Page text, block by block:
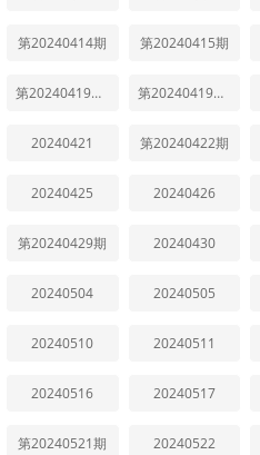
第20240414期 第20240415期
第20240419期中 第20240419期上
20240421 第20240422期
20240425 20240426
第20240429期 20240430
20240504 20240505
20240510 20240511
20240516 20240517
第20240521期 20240522